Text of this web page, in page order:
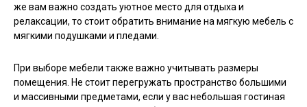
же вам важно создать уютное место для отдыха и
релаксации, то стоит обратить внимание на мягкую мебель с
мягкими подушками и пледами.
При выборе мебели также важно учитывать размеры
помещения. Не стоит перегружать пространство большими
и массивными предметами, если у вас небольшая гостиная